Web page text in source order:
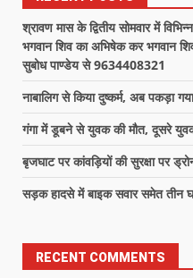
श्रावण मास के द्वितीय सोमवार में
भगवान शिव का अभिषेक कर भगवान
सुबोध पाण्डेय से 9634408321
नाबालिग से किया दुष्कर्म, अब पकड़ा गया
गंगा में डूबने से युवक की मौत, दूसरे युवक
बृजघाट पर कांवड़ियों की सुरक्षा पर
सड़क हादसे में बाइक सवार समेत तीन
RECENT COMMENTS